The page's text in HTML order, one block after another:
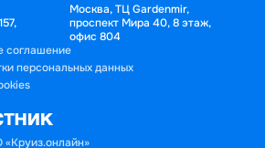
Москва, ТЦ Gardenmir,
проспект Мира 40, 8 этаж,
офис 804
соглашение
персональных данных